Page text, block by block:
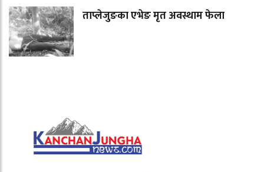
ताप्लेजुङका एभेङ मृत अवस्थाम फेला